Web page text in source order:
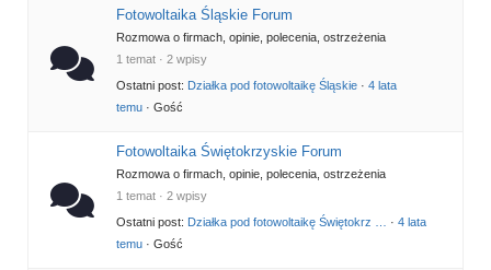
Fotowoltaika Śląskie Forum
Rozmowa o firmach, opinie, polecenia, ostrzeżenia
1 temat · 2 wpisy
Ostatni post: Działka pod fotowoltaikę Śląskie · 4 lata
temu · Gość
Fotowoltaika Świętokrzyskie Forum
Rozmowa o firmach, opinie, polecenia, ostrzeżenia
1 temat · 2 wpisy
Ostatni post: Działka pod fotowoltaikę Świętokrz … · 4 lata
temu · Gość